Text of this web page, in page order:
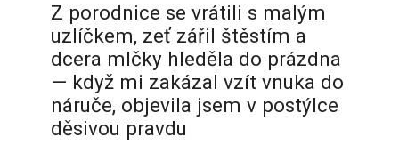
Z porodnice se vrátili s malým
uzlíčkem, zeť zářil štěstím a
dcera mlčky hleděla do prázdna
— když mi zakázal vzít vnuka do
náruče, objevila jsem v postýlce
děsivou pravdu